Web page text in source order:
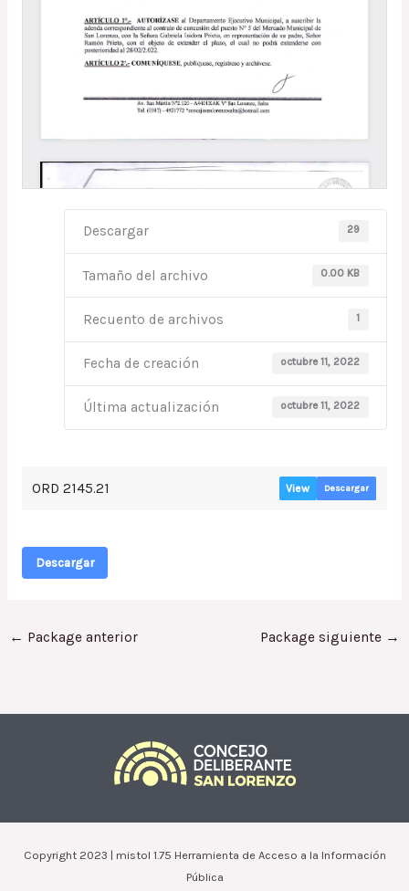
Descargar 29
Tamaño del archivo 0.00 KB
Recuento de archivos 1
Fecha de creación octubre 11, 2022
Última actualización octubre 11, 2022
ORD 2145.21 View Descargar
Descargar
← Package anterior Package siguiente →
Copyright 2023 | mistol 1.75 Herramienta de Acceso a la Información
Pública